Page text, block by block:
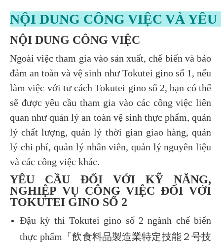
NỘI DUNG CÔNG VIỆC VÀ
NỘI DUNG CÔNG VIỆC
Ngoài việc tham gia vào sản xuất, chế biến và bảo
đảm an toàn và vệ sinh như Tokutei gino số 1, nếu
làm việc với tư cách Tokutei gino số 2, bạn có thể
sẽ được yêu cầu tham gia vào các công việc liên
quan như quản lý an toàn vệ sinh thực phẩm, quản
lý chất lượng, quản lý thời gian giao hàng, quản
lý chi phí, quản lý nhân viên, quản lý nguyên liệu
và các công việc khác.
YÊU CẦU ĐỐI VỚI KỸ NĂNG,
NGHIỆP VỤ CÔNG VIỆC ĐỐI VỚI
TOKUTEI GINO SỐ 2
Đậu kỳ thi Tokutei gino số 2 ngành chế biến
thực phẩm「飲食料品製造業特定技能２号技